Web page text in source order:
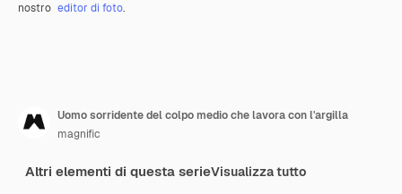
nostro editor di foto.
Uomo sorridente del colpo medio che lavora con l'argilla
magnific
Altri elementi di questa serieVisualizza tutto